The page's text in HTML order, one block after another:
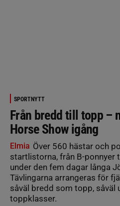
SPORTNYTT
Från bredd till topp –
Horse Show igång
Elmia Över 560 hästar och
startlistorna, från B-ponnyer
under den fem dagar långa
Tävlingarna arrangeras för
såväl bredd som topp, såväl
toppklasser.